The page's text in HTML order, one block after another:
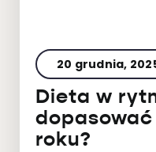
20 grudnia,
Dieta w
roku?